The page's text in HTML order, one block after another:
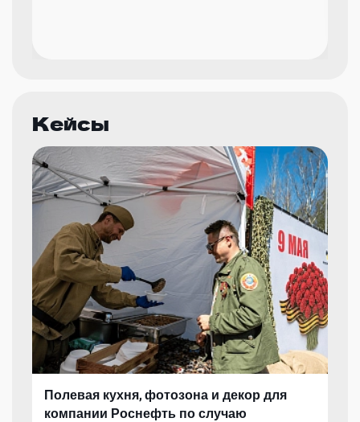
Кейсы
Полевая кухня, фотозона и декор для
компании Роснефть по случаю